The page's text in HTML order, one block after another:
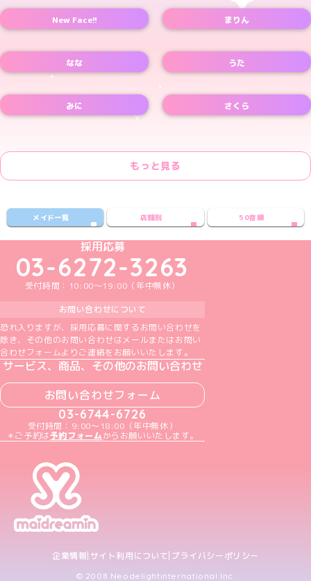
New Face!! まりん
なな うた
みに さくら
もっと見る
メイド一覧 店舗別 50音順
めいどりーみんTikTok公式アカウント
めいどりーみんX公式アカウント
めいどりーみんInstagram公式アカウント
めいどりーみんFacebook公式アカウン
めいどりーみんYouTube公式アカ
採用応募
03-6272-3263
受付時間：10:00～19:00（年中無休）
お問い合わせについて
恐れ入りますが、採用応募に関するお問い合わせを
除き、その他のお問い合わせはメールまたはお問い
合わせフォームよりご連絡をお願いいたします。
サービス、商品、その他のお問い合わせ
お問い合わせフォーム
03-6744-6726
受付時間：9:00～18:00（年中無休）
＊ご予約は予約フォームからお願いいたします。
企業情報 サイト利用について プライバシーポリシー
© 2008 Neodelightinternational Inc.